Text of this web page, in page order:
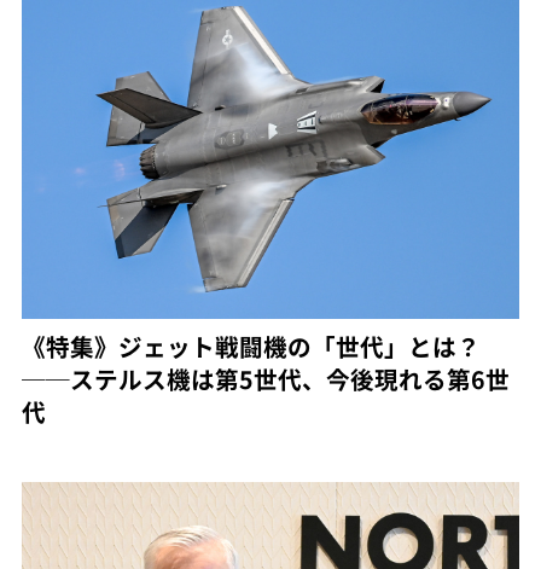
《特集》ジェット戦闘機の「世代」とは？
──ステルス機は第5世代、今後現れる第6世
代